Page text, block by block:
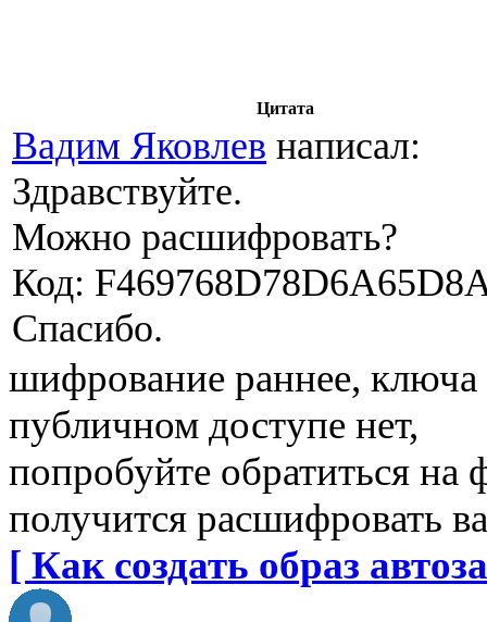
Цитата
Вадим Яковлев написал:
Здравствуйте.
Можно расшифровать?
Код:
Спасибо.
шифрование раннее, ключа
публичном доступе нет,
попробуйте обратиться
получится расшифровать
[ Как создать образ